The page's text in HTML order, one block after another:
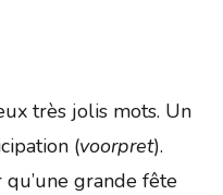
très jolis mots. Un
(voorpret).
grande fête